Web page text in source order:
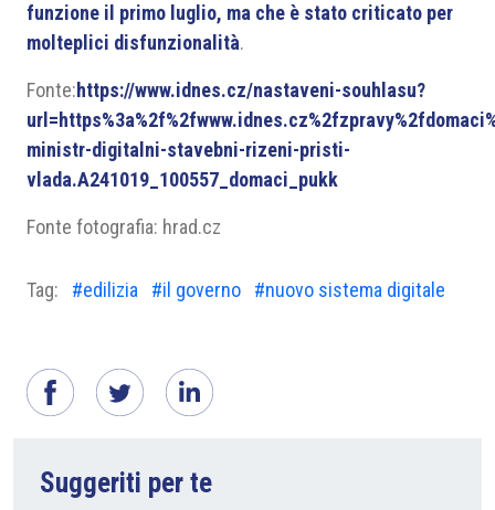
funzione il primo luglio, ma che è stato criticato per
molteplici disfunzionalità.
Fonte:https://www.idnes.cz/nastaveni-souhlasu?
ministr-digitalni-stavebni-rizeni-pristi-
vlada.A241019_100557_domaci_pukk
Fonte fotografia: hrad.cz
Tag: #edilizia #il governo #nuovo sistema digitale
Suggeriti per te